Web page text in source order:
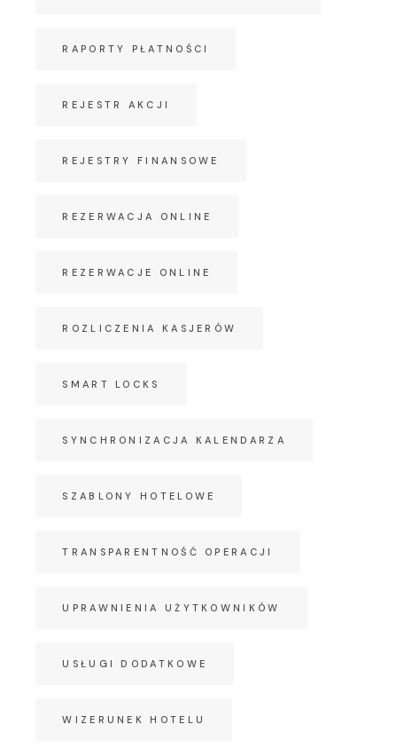
RAPORTY PŁATNOŚCI
REJESTR AKCJI
REJESTRY FINANSOWE
REZERWACJA ONLINE
REZERWACJE ONLINE
ROZLICZENIA KASJERÓW
SMART LOCKS
SYNCHRONIZACJA KALENDARZA
SZABLONY HOTELOWE
TRANSPARENTNOŚĆ OPERACJI
UPRAWNIENIA UŻYTKOWNIKÓW
USŁUGI DODATKOWE
WIZERUNEK HOTELU